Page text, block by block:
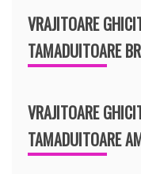
VRAJITOARE
TAMADUITOARE
VRAJITOARE
TAMADUITOARE